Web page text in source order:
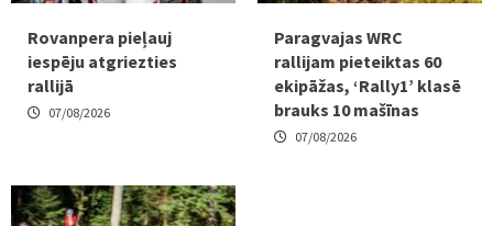
Rovanpera pieļauj
iespēju atgriezties
rallijā
07/08/2026
Paragvajas WRC
rallijam pieteiktas 60
ekipāžas, ‘Rally1’ klasē
brauks 10 mašīnas
07/08/2026